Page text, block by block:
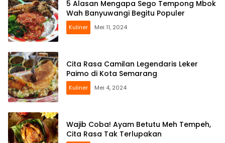
5 Alasan Mengapa Sego Tempong Mbok
Wah Banyuwangi Begitu Populer
Kuliner Mei 11, 2024
Cita Rasa Camilan Legendaris Leker
Paimo di Kota Semarang
Kuliner Mei 4, 2024
Wajib Coba! Ayam Betutu Meh Tempeh,
Cita Rasa Tak Terlupakan